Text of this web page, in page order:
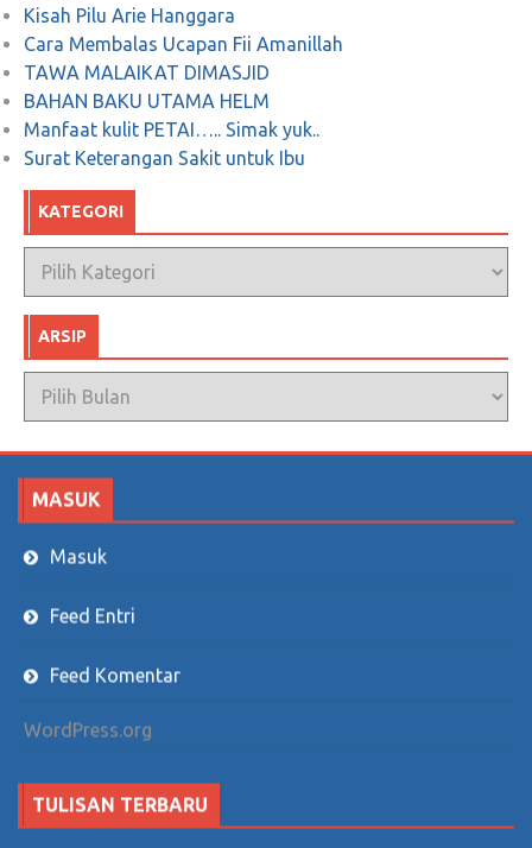
Kisah Pilu Arie Hanggara
Cara Membalas Ucapan Fii Amanillah
TAWA MALAIKAT DIMASJID
BAHAN BAKU UTAMA HELM
Manfaat kulit PETAI….. Simak yuk..
Surat Keterangan Sakit untuk Ibu
KATEGORI
Kategori
ARSIP
Arsip
MASUK
Masuk
Feed Entri
Feed Komentar
WordPress.org
TULISAN TERBARU